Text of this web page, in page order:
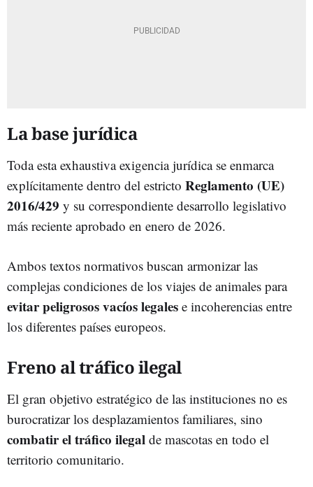
La base jurídica
Toda esta exhaustiva exigencia jurídica se enmarca
explícitamente dentro del estricto Reglamento (UE)
2016/429 y su correspondiente desarrollo legislativo
más reciente aprobado en enero de 2026.
Ambos textos normativos buscan armonizar las
complejas condiciones de los viajes de animales para
evitar peligrosos vacíos legales e incoherencias entre
los diferentes países europeos.
Freno al tráfico ilegal
El gran objetivo estratégico de las instituciones no es
burocratizar los desplazamientos familiares, sino
combatir el tráfico ilegal de mascotas en todo el
territorio comunitario.